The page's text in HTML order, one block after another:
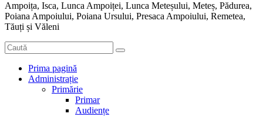
Ampoița, Isca, Lunca Ampoiței, Lunca Meteșului, Meteș, Pădurea,
Poiana Ampoiului, Poiana Ursului, Presaca Ampoiului, Remetea,
Tăuți și Văleni
Prima pagină
Administrație
Primărie
Primar
Audiențe